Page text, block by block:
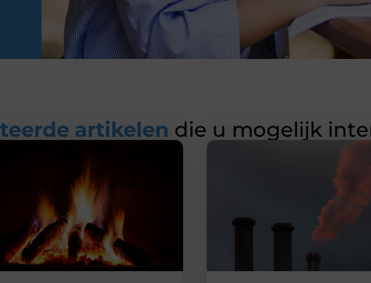
artikelen die u mogelijk